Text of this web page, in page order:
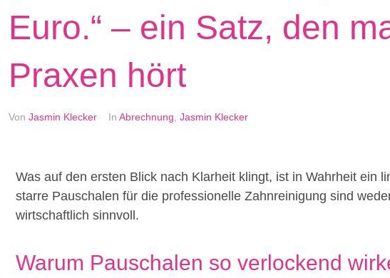
Euro.“ – ein Satz, den
Praxen hört
Von Jasmin Klecker In Abrechnung Jasmin Klecker
Was auf den ersten Blick nach Klarheit klingt, ist in Wahrheit ein
starre Pauschalen für die professionelle Zahnreinigung sind
wirtschaftlich sinnvoll.
Warum Pauschalen so verlockend